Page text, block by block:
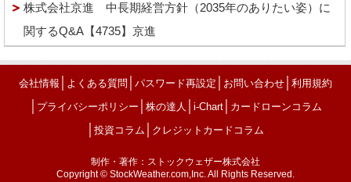
株式会社京進 中長期経営方針（2035年のありたい姿）に
関するQ&A【4735】京進
会社情報 よくある質問 パスワード再設定 お問い合わせ 利用規約
プライバシーポリシー 株の達人 i-Chart│ カードローンコラム
投資コラム クレジットカードコラム
制作・著作：ストックウェザー株式会社
Copyright © StockWeather.com,Inc. All Rights Reserved.